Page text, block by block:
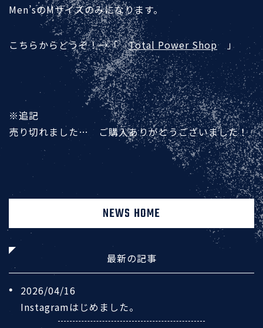
Men’sのMサイズのみになります。
こちらからどうぞ！→「Total Power Shop」
※追記
売り切れました… ご購入ありがとうございました！
NEWS HOME
最新の記事
2026/04/16
Instagramはじめました。